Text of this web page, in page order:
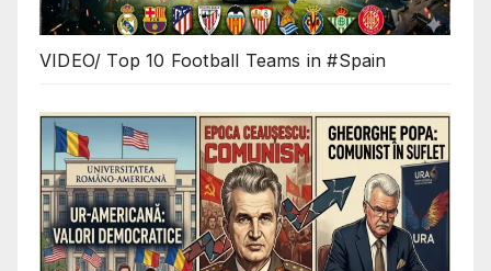
VIDEO/ Top 10 Football Teams in #Spain